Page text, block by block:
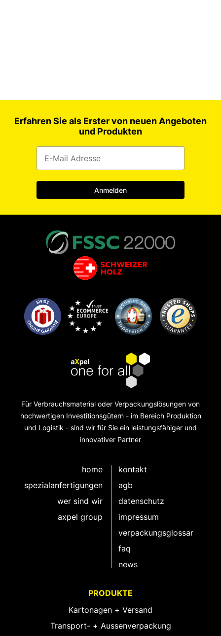
Erfahren Sie als Erster von neuen Angeboten
und Produkten
Anmelden
Für Verbrauchsmaterial oder Verpackungslösungen von
hochwertigen Investitionsgütern - im Bereich Produktion
und Logistik - sind wir für Sie ein leistungsfähiger und
innovativer Partner
home
spezialanfertigungen
wer sind wir
axpel group
kontakt
agb
datenschutz
impressum
verpackungsglossar
faq
news
PRODUKTE
Kartonagen + Versand
Transport- + Aussenverpackung